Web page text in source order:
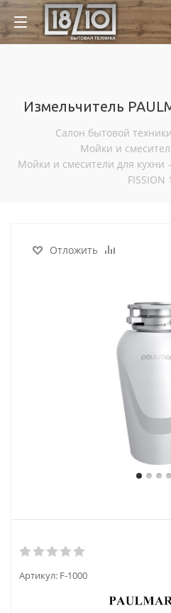
Измельчитель
Салон бытовой
Мойки и
Мойки и смесители для кухни -
FISSION
Отложить
Артикул: F-1000